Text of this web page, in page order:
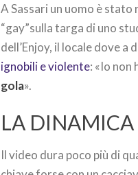
A Sassari un uomo è
“gay”sulla targa di uno
dell’Enjoy, il locale dove
ignobili e violente: «Io non
gola».
LA DINAMICA
Il video dura poco più di